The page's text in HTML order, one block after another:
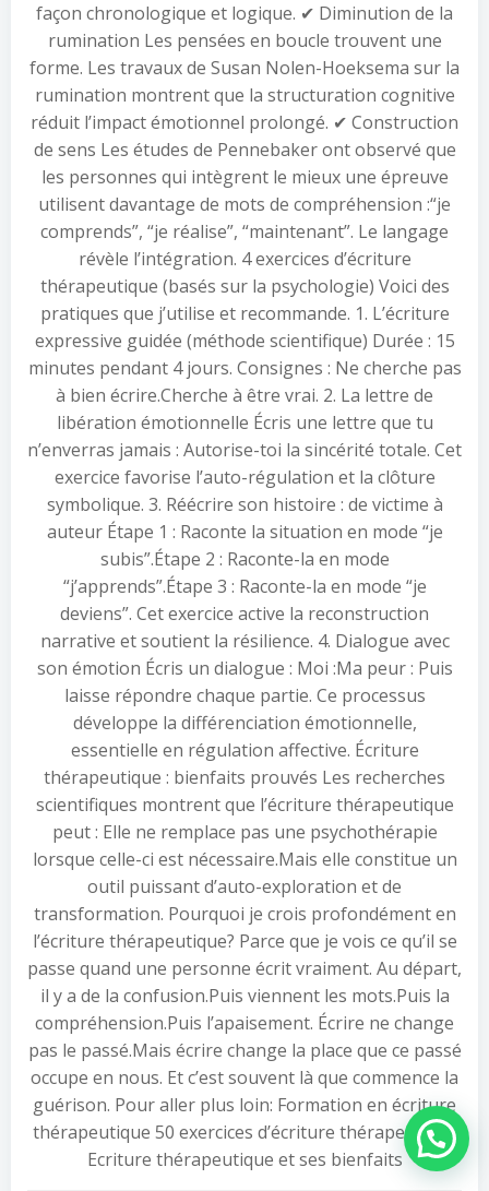
façon chronologique et logique. ✔ Diminution de la
rumination Les pensées en boucle trouvent une
forme. Les travaux de Susan Nolen-Hoeksema sur la
rumination montrent que la structuration cognitive
réduit l’impact émotionnel prolongé. ✔ Construction
de sens Les études de Pennebaker ont observé que
les personnes qui intègrent le mieux une épreuve
utilisent davantage de mots de compréhension :“je
comprends”, “je réalise”, “maintenant”. Le langage
révèle l’intégration. 4 exercices d’écriture
thérapeutique (basés sur la psychologie) Voici des
pratiques que j’utilise et recommande. 1. L’écriture
expressive guidée (méthode scientifique) Durée : 15
minutes pendant 4 jours. Consignes : Ne cherche pas
à bien écrire.Cherche à être vrai. 2. La lettre de
libération émotionnelle Écris une lettre que tu
n’enverras jamais : Autorise-toi la sincérité totale. Cet
exercice favorise l’auto-régulation et la clôture
symbolique. 3. Réécrire son histoire : de victime à
auteur Étape 1 : Raconte la situation en mode “je
subis”.Étape 2 : Raconte-la en mode
“j’apprends”.Étape 3 : Raconte-la en mode “je
deviens”. Cet exercice active la reconstruction
narrative et soutient la résilience. 4. Dialogue avec
son émotion Écris un dialogue : Moi :Ma peur : Puis
laisse répondre chaque partie. Ce processus
développe la différenciation émotionnelle,
essentielle en régulation affective. Écriture
thérapeutique : bienfaits prouvés Les recherches
scientifiques montrent que l’écriture thérapeutique
peut : Elle ne remplace pas une psychothérapie
lorsque celle-ci est nécessaire.Mais elle constitue un
outil puissant d’auto-exploration et de
transformation. Pourquoi je crois profondément en
l’écriture thérapeutique? Parce que je vois ce qu’il se
passe quand une personne écrit vraiment. Au départ,
il y a de la confusion.Puis viennent les mots.Puis la
compréhension.Puis l’apaisement. Écrire ne change
pas le passé.Mais écrire change la place que ce passé
occupe en nous. Et c’est souvent là que commence la
guérison. Pour aller plus loin: Formation en écriture
thérapeutique 50 exercices d’écriture thérapeutique
Ecriture thérapeutique et ses bienfaits
Besoin d'aide ?